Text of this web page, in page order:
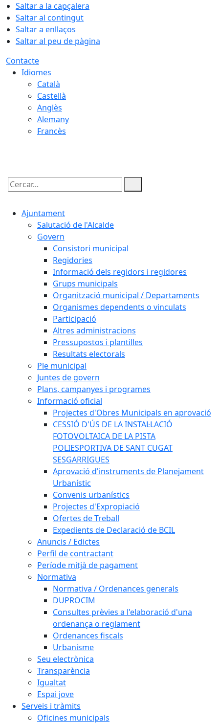
Saltar a la capçalera
Saltar al contingut
Saltar a enllaços
Saltar al peu de pàgina
Contacte
Idiomes
Català
Castellà
Anglès
Alemany
Francès
Cercar:
Ajuntament
Salutació de l'Alcalde
Govern
Consistori municipal
Regidories
Informació dels regidors i regidores
Grups municipals
Organització municipal / Departaments
Organismes dependents o vinculats
Participació
Altres administracions
Pressupostos i plantilles
Resultats electorals
Ple municipal
Juntes de govern
Plans, campanyes i programes
Informació oficial
Projectes d'Obres Municipals en aprovació
CESSIÓ D'ÚS DE LA INSTAL·LACIÓ
FOTOVOLTAICA DE LA PISTA
POLIESPORTIVA DE SANT CUGAT
SESGARRIGUES
Aprovació d'instruments de Planejament
Urbanístic
Convenis urbanístics
Projectes d'Expropiació
Ofertes de Treball
Expedients de Declaració de BCIL
Anuncis / Edictes
Perfil de contractant
Període mitjà de pagament
Normativa
Normativa / Ordenances generals
DUPROCIM
Consultes prèvies a l'elaboració d'una
ordenança o reglament
Ordenances fiscals
Urbanisme
Seu electrònica
Transparència
Igualtat
Espai jove
Serveis i tràmits
Oficines municipals